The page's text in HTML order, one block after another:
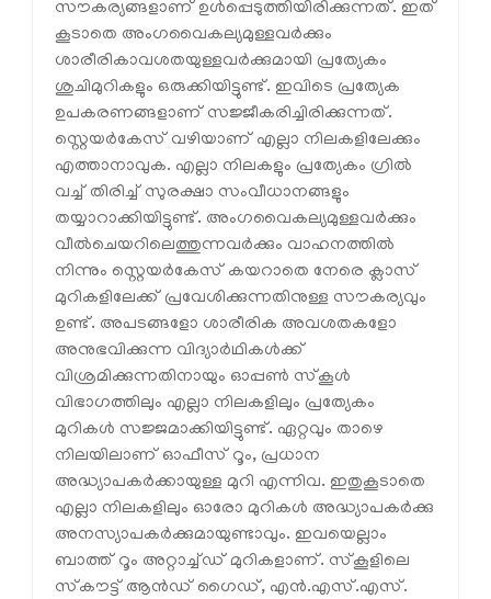
സൗകര്യങ്ങളാണ് ഉള്‍പ്പെടുത്തിയിരിക്കുന്നത്. ഇത്
കൂടാതെ അംഗവൈകല്യമുള്ളവര്‍ക്കും
ശാരീരികാവശതയുള്ളവര്‍ക്കുമായി പ്രത്യേകം
ശുചിമുറികളും ഒരുക്കിയിട്ടുണ്ട്. ഇവിടെ പ്രത്യേക
ഉപകരണങ്ങളാണ് സജ്ജീകരിച്ചിരിക്കുന്നത്.
സ്റ്റെയര്‍കേസ് വഴിയാണ് എല്ലാ നിലകളിലേക്കും
എത്താനാവുക. എല്ലാ നിലകളും പ്രത്യേകം ഗ്രില്‍
വച്ച് തിരിച്ച് സുരക്ഷാ സംവീധാനങ്ങളും
തയ്യാറാക്കിയിട്ടുണ്ട്. അംഗവൈകല്യമുള്ളവര്‍ക്കും
വീല്‍ചെയറിലെത്തുന്നവര്‍ക്കും വാഹനത്തില്‍
നിന്നും സ്റ്റെയര്‍കേസ് കയറാതെ നേരെ ക്ലാസ്
മുറികളിലേക്ക് പ്രവേശിക്കുന്നതിനുള്ള സൗകര്യവും
ഉണ്ട്. അപടങ്ങളോ ശാരീരിക അവശതകളോ
അനുഭവിക്കുന്ന വിദ്യാര്‍ഥികള്‍ക്ക്
വിശ്രമിക്കുന്നതിനായും ഓപ്പണ്‍ സ്‌കൂള്‍
വിഭാഗത്തിലും എല്ലാ നിലകളിലും പ്രത്യേകം
മുറികള്‍ സജ്ജമാക്കിയിട്ടുണ്ട്. ഏറ്റവും താഴെ
നിലയിലാണ് ഓഫീസ് റൂം, പ്രധാന
അദ്ധ്യാപകര്‍ക്കായുള്ള മുറി എന്നിവ. ഇതുകൂടാതെ
എല്ലാ നിലകളിലും ഓരോ മുറികള്‍ അദ്ധ്യാപകര്‍ക്കു
അനസ്യാപകര്‍ക്കുമായുണ്ടാവും. ഇവയെല്ലാം
ബാത്ത് റൂം അറ്റാച്ച്ഡ് മുറികളാണ്. സ്‌കൂളിലെ
സ്‌കൗട്ട് ആന്‍ഡ് ഗൈഡ്, എന്‍.എസ്.എസ്.